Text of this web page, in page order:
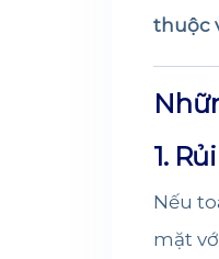
thuộc
1.
Nếu
mặt